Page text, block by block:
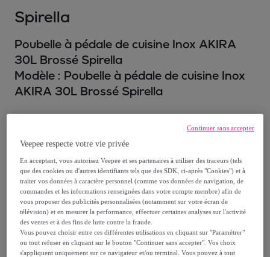
Spirella
Poubelle à pédale de cuisine Inox AKIRA
30L Brossé Spirella
Modèle : Poubelle à pédale de cuisine Inox
AKIRA 30L Brossé Spirella
117
-41%
dontéco-part.: 0,22 €
Reprise possible de votre ancien produit,
voir les conditions.
Veepee respecte votre vie privée
En acceptant, vous autorisez Veepee et ses partenaires à utiliser des traceurs (tels
que des cookies ou d'autres identifiants tels que des SDK, ci-après "Cookies") et à
traiter vos données à caractère personnel (comme vos données de navigation, de
commandes et les informations renseignées dans votre compte membre) afin de
vous proposer des publicités personnalisées (notamment sur votre écran de
télévision) et en mesurer la performance, effectuer certaines analyses sur l'activité
des ventes et à des fins de lutte contre la fraude.
Vous pouvez choisir entre ces différentes utilisations en cliquant sur "Paramétrer"
ou tout refuser en cliquant sur le bouton "Continuer sans accepter". Vos choix
s'appliquent uniquement sur ce navigateur et/ou terminal. Vous pouvez à tout
Continuer sans accepter